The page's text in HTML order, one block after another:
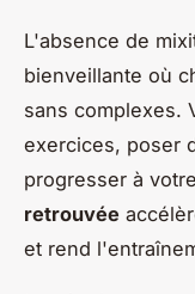
L'absence de
bienveillante où
sans complexes.
exercices, poser
progresser à
retrouvée
et rend